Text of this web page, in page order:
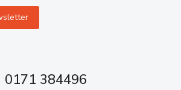
0171 384496